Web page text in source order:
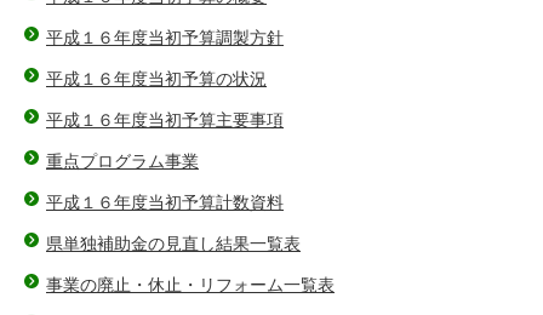
平成１６年度当初予算調製方針
平成１６年度当初予算の状況
平成１６年度当初予算主要事項
重点プログラム事業
平成１６年度当初予算計数資料
県単独補助金の見直し結果一覧表
事業の廃止・休止・リフォーム一覧表